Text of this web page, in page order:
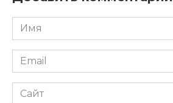
Имя
*
Email
*
Сайт